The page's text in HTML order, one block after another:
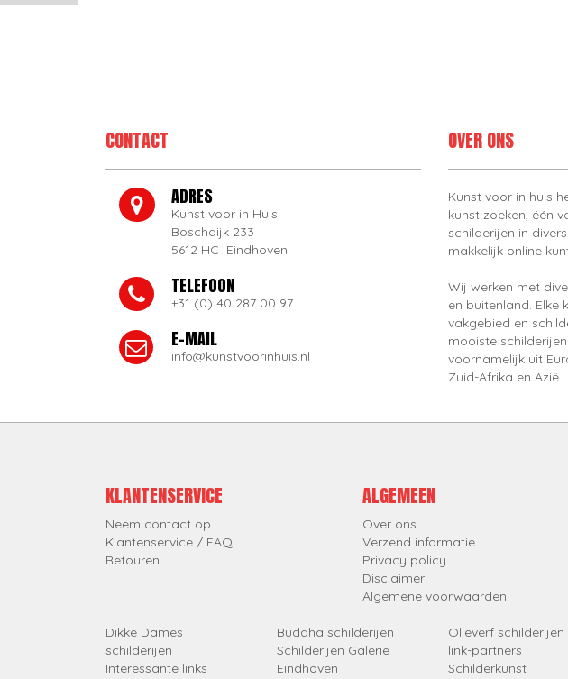
CONTACT
ADRES
Kunst voor in Huis
Boschdijk 233
5612 HC Eindhoven
TELEFOON
+31 (0) 40 287 00 97
E-MAIL
info@kunstvoorinhuis.nl
OVER ONS
Kunst voor in huis
kunst zoeken, één
schilderijen in
makkelijk online
Wij werken met
en buitenland. Elke
vakgebied en
mooiste
voornamelijk uit
Zuid-Afrika en Azië.
KLANTENSERVICE
Neem contact op
Klantenservice / FAQ
Retouren
ALGEMEEN
Over ons
Verzend informatie
Privacy policy
Disclaimer
Algemene voorwaarden
Dikke Dames
schilderijen
Interessante links
Buddha schilderijen
Schilderijen Galerie
Eindhoven
Olieverf schilderijen
link-partners
Schilderkunst